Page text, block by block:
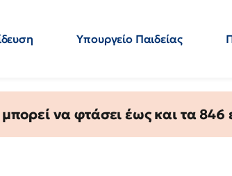
Υπουργείο Παιδείας
να φτάσει έως και τα 846